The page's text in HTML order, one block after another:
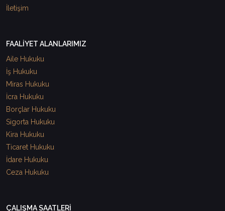
İletişim
FAALİYET ALANLARIMIZ
Aile Hukuku
İş Hukuku
Miras Hukuku
İcra Hukuku
Borçlar Hukuku
Sigorta Hukuku
Kira Hukuku
Ticaret Hukuku
İdare Hukuku
Ceza Hukuku
ÇALIŞMA SAATLERİ